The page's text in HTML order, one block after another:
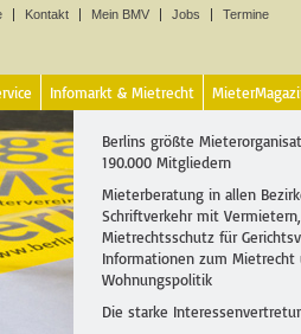
Kontakt Mein BMV Jobs Termine
Infomarkt & Mietrecht
Berlins größte
190.000 Mitgliedern
Mieterberatung in allen
Schriftverkehr mit Vermietern,
Mietrechtsschutz für
Informationen zum Mietrecht
Wohnungspolitik
Die starke